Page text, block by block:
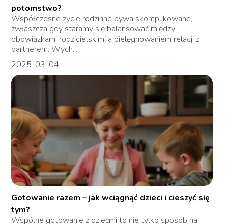
potomstwo?
Współczesne życie rodzinne bywa skomplikowane,
zwłaszcza gdy staramy się balansować między
obowiązkami rodzicielskimi a pielęgnowaniem relacji z
partnerem. Wych...
2025-03-04
Gotowanie razem – jak wciągnąć dzieci i cieszyć się
tym?
Wspólne gotowanie z dziećmi to nie tylko sposób na